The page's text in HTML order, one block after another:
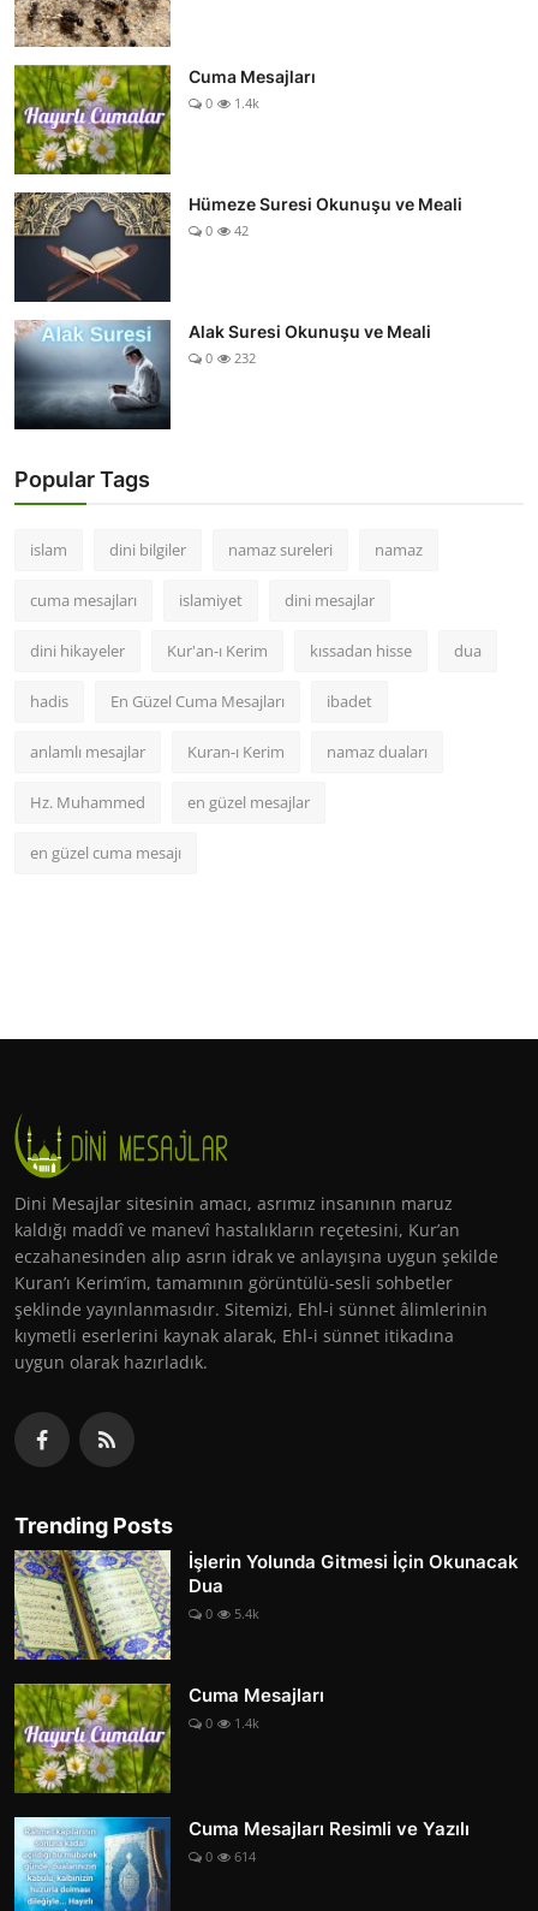
Cuma Mesajları
0 1.4k
Hümeze Suresi Okunuşu ve Meali
0 42
Alak Suresi Okunuşu ve Meali
0 232
Popular Tags
islam dini bilgiler namaz sureleri namaz
cuma mesajları islamiyet dini mesajlar
dini hikayeler Kur'an-ı Kerim kıssadan hisse dua
hadis En Güzel Cuma Mesajları ibadet
anlamlı mesajlar Kuran-ı Kerim namaz duaları
Hz. Muhammed en güzel mesajlar
en güzel cuma mesajı
Dini Mesajlar sitesinin amacı, asrımız insanının maruz
kaldığı maddî ve manevî hastalıkların reçetesini, Kur’an
eczahanesinden alıp asrın idrak ve anlayışına uygun şekilde
Kuran’ı Kerim’im, tamamının görüntülü-sesli sohbetler
şeklinde yayınlanmasıdır. Sitemizi, Ehl-i sünnet âlimlerinin
kıymetli eserlerini kaynak alarak, Ehl-i sünnet itikadına
uygun olarak hazırladık.
Trending Posts
İşlerin Yolunda Gitmesi İçin Okunacak
Dua
0 5.4k
Cuma Mesajları
0 1.4k
Cuma Mesajları Resimli ve Yazılı
0 614